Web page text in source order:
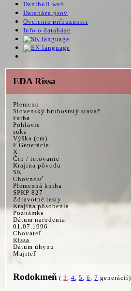
Danibull web
Databáza psov
Overenie príbuznosti
Info o databáze
EDA Rissa
Plemeno
Slovenský hrubosrstý stavač
Farba
Pohlavie
suka
Výška (cm)
F Generácia
X
Čip / tetovanie
Krajina pôvodu
SK
Chovnosť
Plemenná kniha
SPKP 827
Zdravotné testy
Krajina pôsobenia
Poznámka
Dátum narodenia
01.07.1996
Chovateľ
Rissa
Dátum úhynu
Majiteľ
Rodokmeň (3,4,5,6,7 generácií)